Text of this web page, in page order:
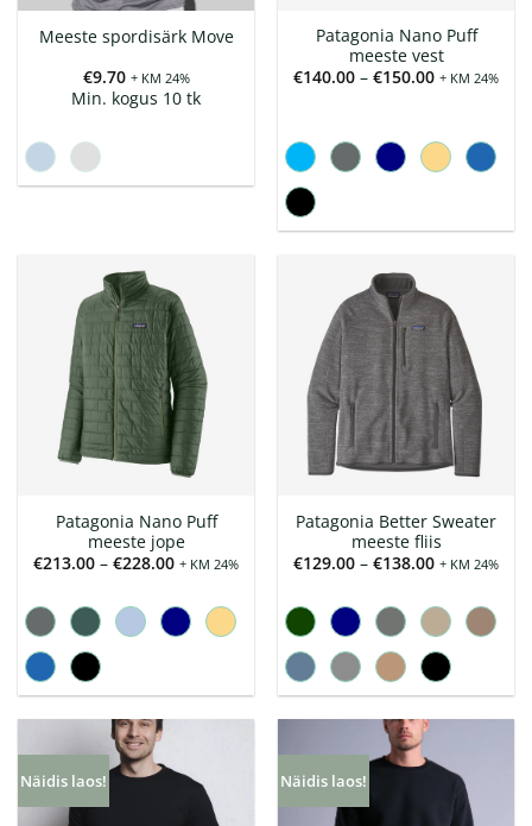
Meeste spordisärk Move
€9.70 + KM 24%
Min. kogus 10 tk
Patagonia Nano Puff
meeste vest
€140.00 – €150.00 + KM 24%
Patagonia Nano Puff
meeste jope
€213.00 – €228.00Hinnavahemik:
€213.00
€228.00
+ KM 24%
Patagonia Better Sweater
meeste fliis
€129.00 – €138.00
€129.00
€138.00
+ KM 24%
Näidis laos! Näidis laos!